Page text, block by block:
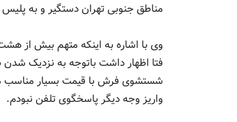
مناطق جنوبی تهران دستگیر و به
وی با اشاره به اینکه متهم بیش از
فتا اظهار داشت باتوجه به نزدیک شدن
شستشوی فرش با قیمت بسیار مناسب
واریز وجه دیگر پاسخگوی تلفن نبودم.